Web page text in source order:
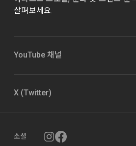
살펴보세요.
YouTube 채널
X (Twitter)
소셜